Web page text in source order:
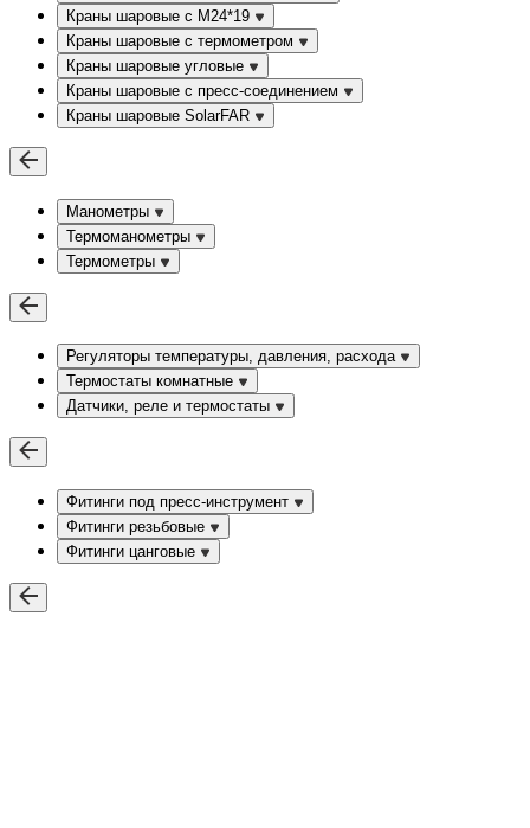
Краны шаровые с М24*19
Краны шаровые с термометром
Краны шаровые угловые
Краны шаровые c пресс-соединением
Краны шаровые SolarFAR
Манометры
Термоманометры
Термометры
Регуляторы температуры, давления, расхода
Термостаты комнатные
Датчики, реле и термостаты
Фитинги под пресс-инструмент
Фитинги резьбовые
Фитинги цанговые